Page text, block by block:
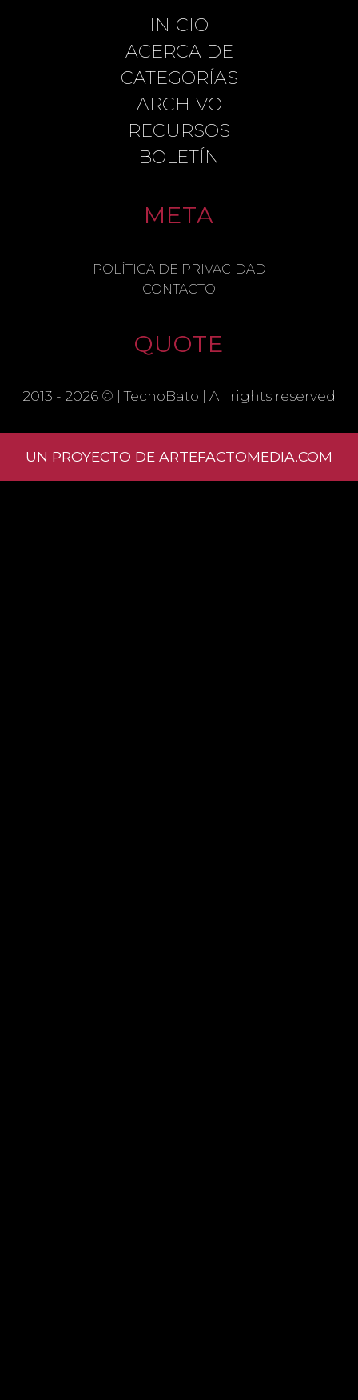
LEAVE A REPLY
COMMENT
WEBSITE IN THIS BROWSER FOR THE
NEXT TIME I COMMENT.
Learn
INICIO
ACERCA DE
CATEGORÍAS
ARCHIVO
RECURSOS
BOLETÍN
META
POLÍTICA DE PRIVACIDAD
CONTACTO
QUOTE
2013 - 2026 © |TecnoBato | All rights reserved
UN PROYECTO DE ARTEFACTOMEDIA.COM